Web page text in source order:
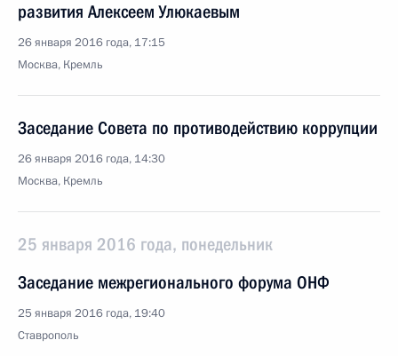
развития Алексеем Улюкаевым
26 января 2016 года, 17:15
Москва, Кремль
Заседание Совета по противодействию коррупции
26 января 2016 года, 14:30
Москва, Кремль
25 января 2016 года, понедельник
Заседание межрегионального форума ОНФ
25 января 2016 года, 19:40
Ставрополь